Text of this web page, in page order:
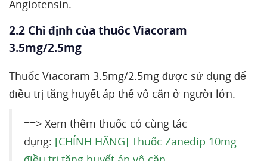
Angiotensin.
2.2 Chỉ định của thuốc Viacoram
3.5mg/2.5mg
Thuốc Viacoram 3.5mg/2.5mg được sử dụng để
điều trị tăng huyết áp thể vô căn ở người lớn.
==> Xem thêm thuốc có cùng tác
dụng: [CHÍNH HÃNG] Thuốc Zanedip 10mg